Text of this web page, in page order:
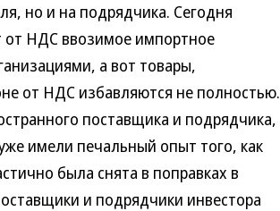
но и на подрядчика. Сегодня
от НДС ввозимое импортное
а вот товары,
от НДС избавляются не полностью.
поставщика и подрядчика,
имели печальный опыт того, как
была снята в поправках в
и подрядчики инвестора